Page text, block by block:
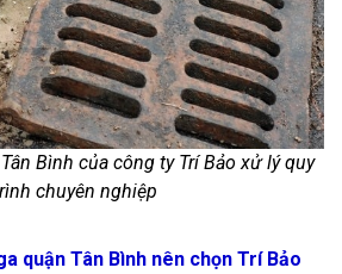
Bình của công ty Trí Bảo xử lý quy
chuyên nghiệp
quận Tân Bình nên chọn Trí Bảo